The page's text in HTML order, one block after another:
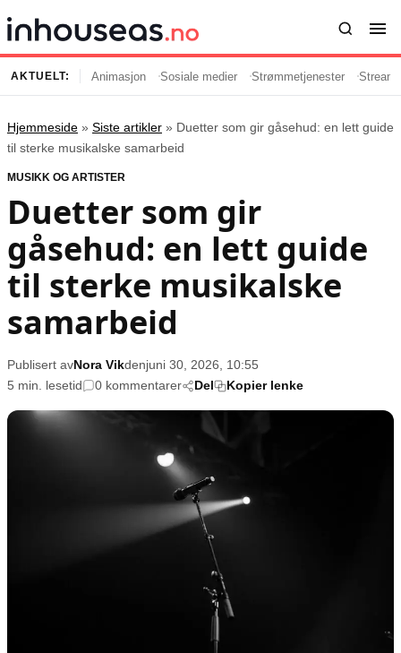
Innhold
Siste artikler
Film og serier
Musikk og artister
Popkultur
TV og streaming
Underholdning
Strømmetjenester
Streaming
TV-serier
Internettkultur
Populær
Animasjon
Retningslinjer
Annonsepolicy
Brukervilkår
Personvernerklæring
Redaksjonell policy
AKTUELT: Animasjon Sosiale medier Strømmetjenester
Hjemmeside » Siste artikler » Duetter som gir gåsehud: en lett guide
til sterke musikalske samarbeid
MUSIKK OG ARTISTER
Duetter som gir
gåsehud: en lett guide
til sterke musikalske
samarbeid
Publisert avNora Vikdenjuni 30, 2026, 10:55
5 min. lesetid
0 kommentarer Del Kopier lenke